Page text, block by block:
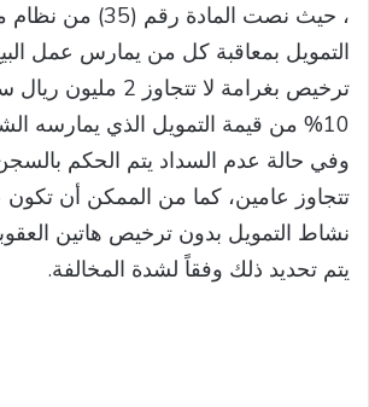
، حيث نصت المادة
التمويل بمعاقبة كل من يمارس عمل
ترخيص بغرامة لا
10% من قيمة التمويل الذي يمارسه
وفي حالة عدم السداد يتم الحكم بالسجن
تتجاوز عامين، كما من الممكن أن
نشاط التمويل بدون ترخيص هاتين
يتم تحديد ذلك وفقاً لشدة المخالفة.